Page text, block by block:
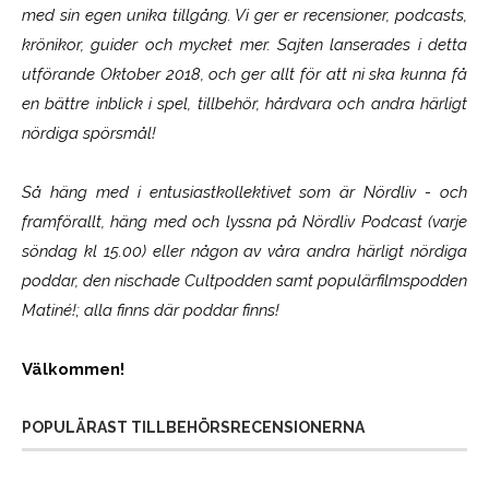
med sin egen unika tillgång. Vi ger er recensioner, podcasts,
krönikor, guider och mycket mer. Sajten lanserades i detta
utförande Oktober 2018, och ger allt för att ni ska kunna få
en bättre inblick i spel, tillbehör, hårdvara och andra härligt
nördiga spörsmål!
Så häng med i entusiastkollektivet som ärNördliv- och
framförallt, häng med och lyssna på Nördliv Podcast (varje
söndag kl 15.00) eller någon av våra andra härligt nördiga
poddar, den nischade Cultpodden samt populärfilmspodden
Matiné!; alla finns där poddar finns!
Välkommen!
POPULÄRAST TILLBEHÖRSRECENSIONERNA